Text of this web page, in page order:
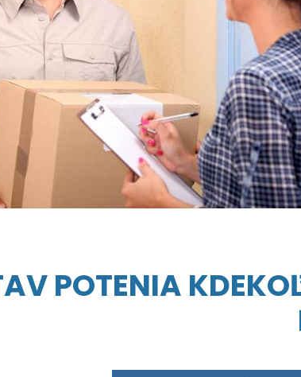
POTENIA